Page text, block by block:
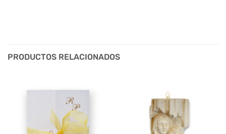
PRODUCTOS RELACIONADOS